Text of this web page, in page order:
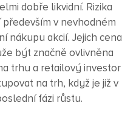
dobře likvidní. Rizika
především v nevhodném
nákupu akcií. Jejich cena
být značně ovlivněna
trhu a retailový investor
na trh, když je již v
fázi růstu.